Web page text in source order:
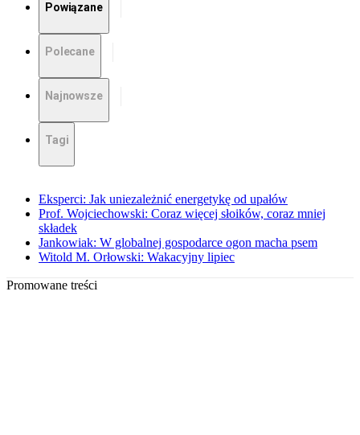
Powiązane
Polecane
Najnowsze
Tagi
Eksperci: Jak uniezależnić energetykę od upałów
Prof. Wojciechowski: Coraz więcej słoików, coraz mniej
składek
Jankowiak: W globalnej gospodarce ogon macha psem
Witold M. Orłowski: Wakacyjny lipiec
Promowane treści